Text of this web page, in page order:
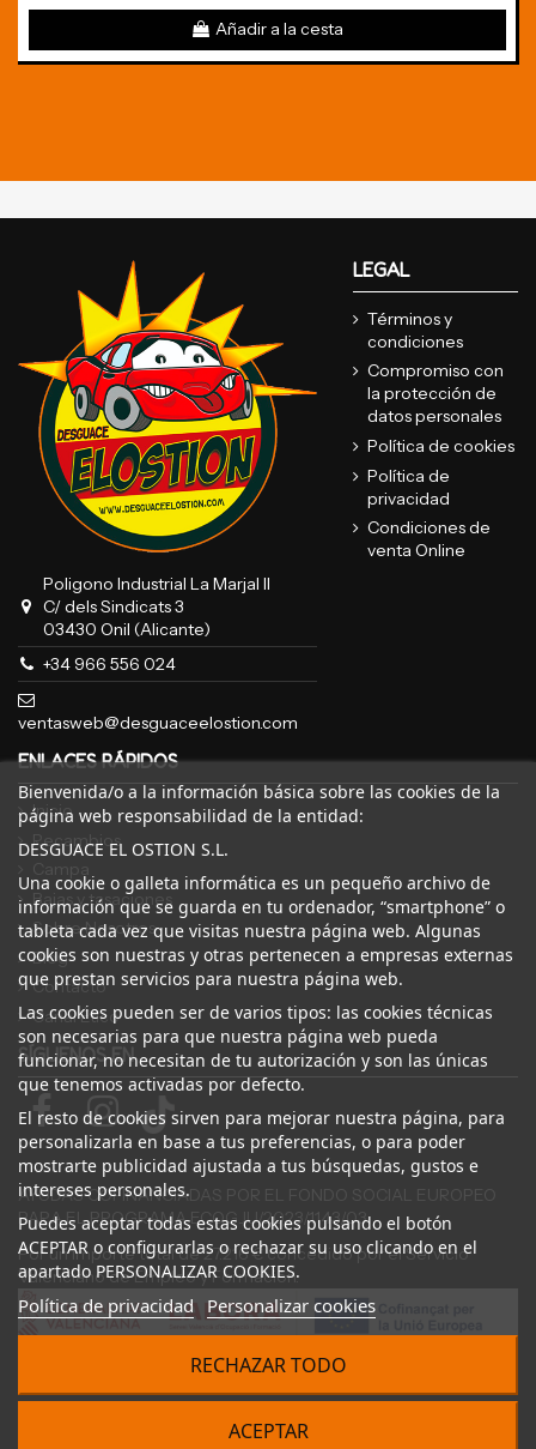
Añadir a la cesta
Poligono Industrial La Marjal II
C/ dels Sindicats 3
03430 Onil (Alicante)
+34 966 556 024
ventasweb@desguaceelostion.com
LEGAL
Términos y
condiciones
Compromiso con
la protección de
datos personales
Política de cookies
Política de
privacidad
Condiciones de
venta Online
ENLACES RÁPIDOS
Inicio
Recambios
Bajas y tasaciones
Sobre Nosotros
Blog
Contacto
Canal Ético
Bienvenida/o a la información básica sobre las cookies de la
página web responsabilidad de la entidad:
DESGUACE EL OSTION S.L.
Una cookie o galleta informática es un pequeño archivo de
información que se guarda en tu ordenador, “smartphone” o
tableta cada vez que visitas nuestra página web. Algunas
cookies son nuestras y otras pertenecen a empresas externas
que prestan servicios para nuestra página web.
Las cookies pueden ser de varios tipos: las cookies técnicas
son necesarias para que nuestra página web pueda
funcionar, no necesitan de tu autorización y son las únicas
que tenemos activadas por defecto.
El resto de cookies sirven para mejorar nuestra página, para
personalizarla en base a tus preferencias, o para poder
mostrarte publicidad ajustada a tus búsquedas, gustos e
intereses personales.
Puedes aceptar todas estas cookies pulsando el botón
ACEPTAR o configurarlas o rechazar su uso clicando en el
apartado PERSONALIZAR COOKIES.
Política de privacidad Personalizar cookies
RECHAZAR TODO
ACEPTAR
SÍGUENOS EN
AYUDAS COFINANCIADAS POR EL FONDO SOCIAL EUROPEO
PARA EL PROGRAMA ECOGJU/2023/1143/03
Por un importe total de 27.216 € concedido por el Servicio
Valenciano de Empleo y Formación.
Desarrollado porSeintosoft